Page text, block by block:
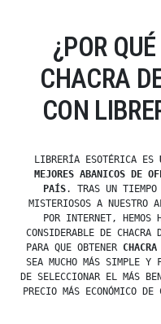
¿POR
CHACRA
CON
LIBRERÍA ESOTÉRICA ES
MEJORES ABANICOS DE
PAÍS. TRAS UN TIEMPO
MISTERIOSOS A NUESTRO
POR INTERNET, HEMOS
CONSIDERABLE DE CHACRA
PARA QUE OBTENER
SEA MUCHO MÁS SIMPLE Y
DE SELECCIONAR EL MÁS
PRECIO MÁS ECONÓMICO